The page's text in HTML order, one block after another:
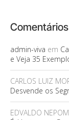
Comentários
admin-viva em
e Veja 35
CARLOS LUIZ
Desvende os
EDVALDO